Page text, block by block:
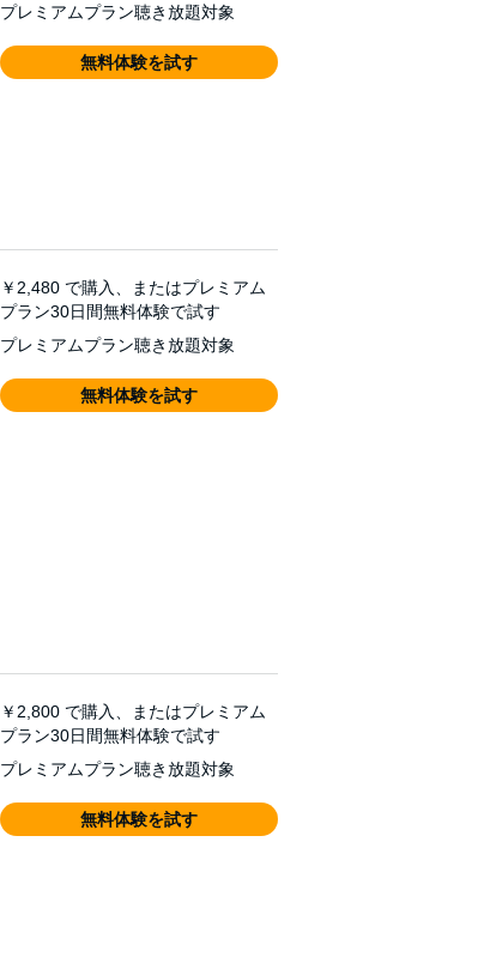
プレミアムプラン聴き放題対象
無料体験を試す
￥2,480 で購入、またはプレミアム
プラン30日間無料体験で試す
プレミアムプラン聴き放題対象
無料体験を試す
￥2,800 で購入、またはプレミアム
プラン30日間無料体験で試す
プレミアムプラン聴き放題対象
無料体験を試す